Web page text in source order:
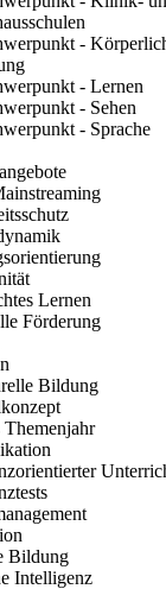
-
- Lernen
- Sehen
- Sprache
Lernen
Förderung
Bildung
Themenjahr
Bildung
Intelligenz